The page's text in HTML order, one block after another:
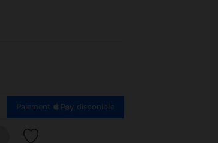
Paiement disponible